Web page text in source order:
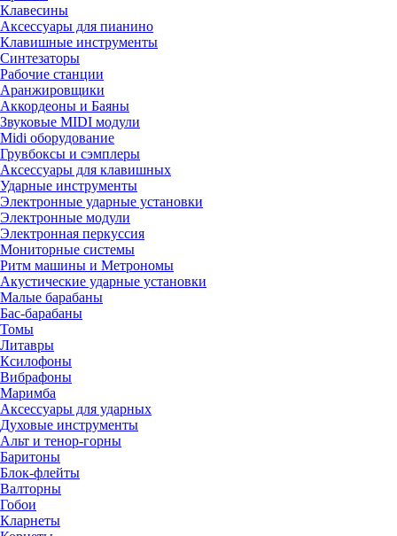
Клавесины
Аксессуары для пианино
Клавишные инструменты
Синтезаторы
Рабочие станции
Аранжировщики
Аккордеоны и Баяны
Звуковые MIDI модули
Midi оборудование
Грувбоксы и сэмплеры
Аксессуары для клавишных
Ударные инструменты
Электронные ударные установки
Электронные модули
Электронная перкуссия
Мониторные системы
Ритм машины и Метрономы
Акустические ударные установки
Малые барабаны
Бас-барабаны
Томы
Литавры
Ксилофоны
Вибрафоны
Маримба
Аксессуары для ударных
Духовые инструменты
Альт и тенор-горны
Баритоны
Блок-флейты
Валторны
Гобои
Кларнеты